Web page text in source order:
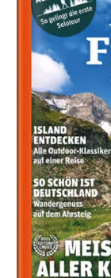
zum
Gestalten